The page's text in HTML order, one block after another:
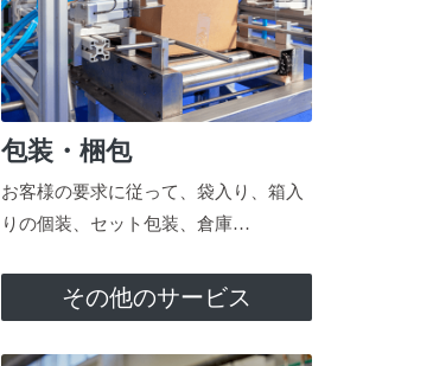
包装・梱包
お客様の要求に従って、袋入り、箱入
りの個装、セット包装、倉庫…
その他のサービス